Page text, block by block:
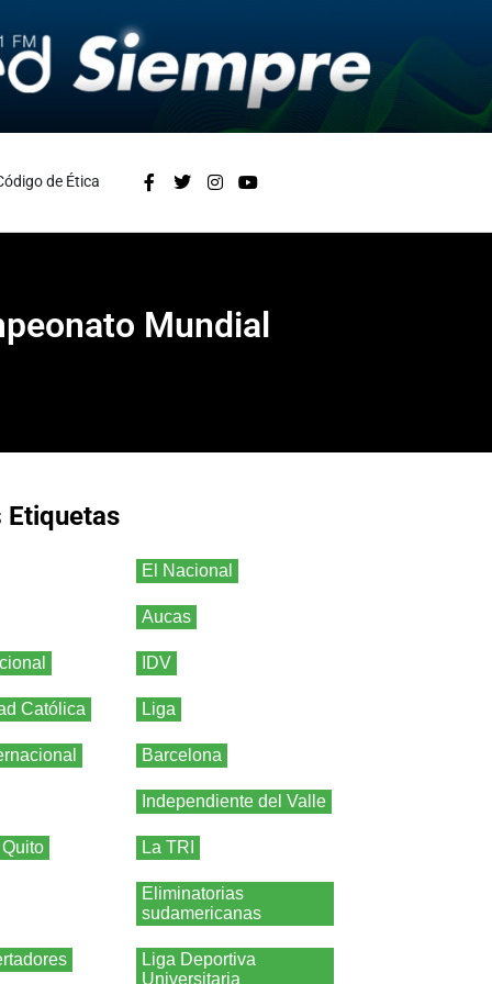
de Ética
Mundial
Etiquetas
El Nacional
Aucas
IDV
Católica Liga
Barcelona
Independiente del Valle
La TRI
Eliminatorias
sudamericanas
Liga Deportiva
Universitaria